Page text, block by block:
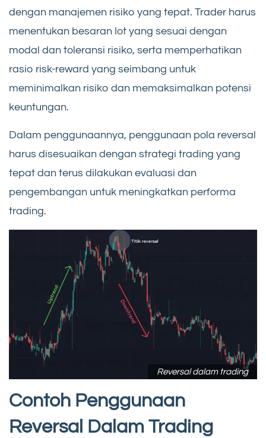
dengan manajemen risiko yang tepat. Trader harus
menentukan besaran lot yang sesuai dengan
modal dan toleransi risiko, serta memperhatikan
rasio risk-reward yang seimbang untuk
meminimalkan risiko dan memaksimalkan potensi
keuntungan.
Dalam penggunaannya, penggunaan pola reversal
harus disesuaikan dengan strategi trading yang
tepat dan terus dilakukan evaluasi dan
pengembangan untuk meningkatkan performa
trading.
Reversal dalam trading
Contoh Penggunaan
Reversal Dalam Trading